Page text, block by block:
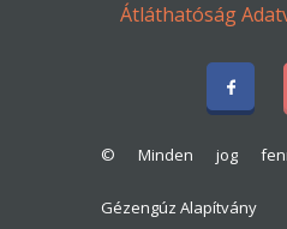
Átláthatóság
© Minden jog
Gézengúz Alapítvány